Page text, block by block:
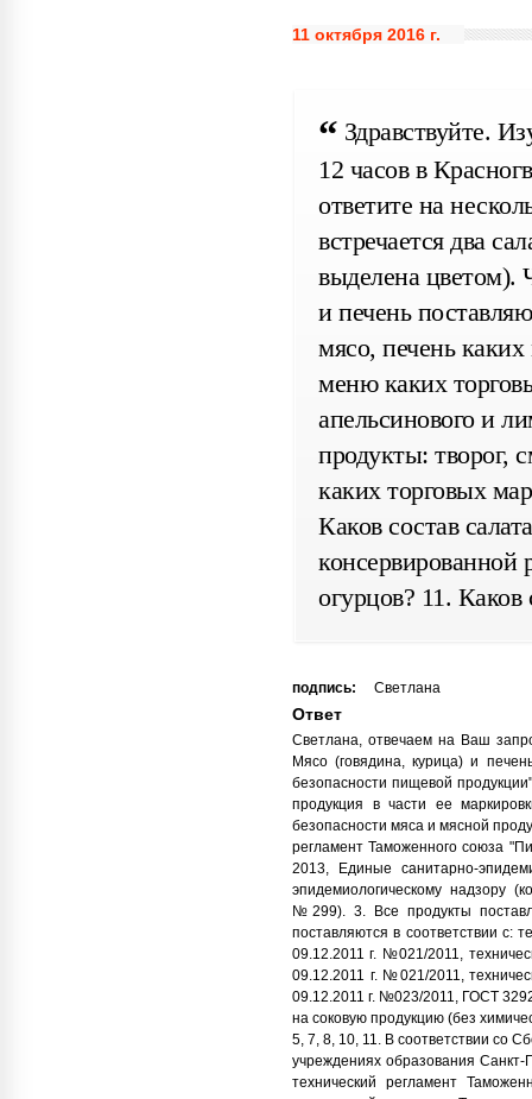
11 октября 2016 г.
Здравствуйте.
12 часов в
ответите на
встречается два
выделена цветом).
и печень
мясо, печень
меню каких
апельсинового и
продукты: творог,
каких торговых
Каков состав
консервированной
огурцов? 11.
подпись: Светлана
Ответ
Светлана, отвечаем на Ваш
Мясо (говядина, курица) и
безопасности пищевой
продукция в части ее
безопасности мяса и мясной
регламент Таможенного союза
2013, Единые санитарно-
эпидемиологическому надзору
№299). 3. Все продукты
поставляются в соответствии с:
09.12.2011 г. №021/2011,
09.12.2011 г. №021/2011,
09.12.2011 г. №023/2011, ГОСТ
на соковую продукцию (без
5, 7, 8, 10, 11. В соответствии со
учреждениях образования Санкт-
технический регламент